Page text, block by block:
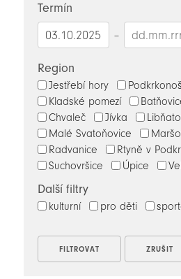
Termín
–
Region
Jestřebí hory
Kladské pomezí
Chvaleč
Jívka
Malé Svatoňovice
Radvanice
Rtyně v
Suchovršice
Úpice
Další filtry
kulturní pro děti